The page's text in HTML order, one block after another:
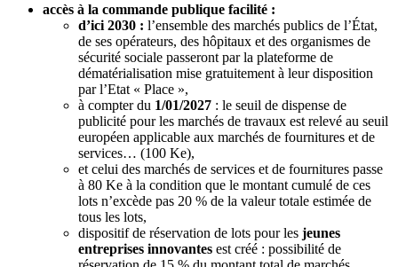
accès à la commande publique facilité :
d’ici 2030 : l’ensemble des marchés publics de l’État,
de ses opérateurs, des hôpitaux et des organismes de
sécurité sociale passeront par la plateforme de
dématérialisation mise gratuitement à leur disposition
par l’Etat « Place »,
à compter du 1/01/2027 : le seuil de dispense de
publicité pour les marchés de travaux est relevé au seuil
européen applicable aux marchés de fournitures et de
services… (100 Ke),
et celui des marchés de services et de fournitures passe
à 80 Ke à la condition que le montant cumulé de ces
lots n’excède pas 20 % de la valeur totale estimée de
tous les lots,
dispositif de réservation de lots pour les jeunes
entreprises innovantes est créé : possibilité de